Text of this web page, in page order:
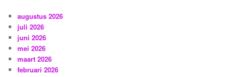
augustus 2026
juli 2026
juni 2026
mei 2026
maart 2026
februari 2026